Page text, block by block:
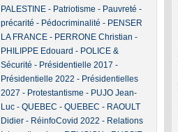
PALESTINE- Patriotisme - Pauvreté -
précarité - Pédocriminalité - PENSER
LA FRANCE- PERRONE Christian -
PHILIPPE Edouard - POLICE &
Sécurité - Présidentielle 2017 -
Présidentielle 2022 - Présidentielles
2027 - Protestantisme - PUJO Jean-
Luc- QUEBEC - QUEBEC - RAOULT
Didier- RéinfoCovid 2022 - Relations